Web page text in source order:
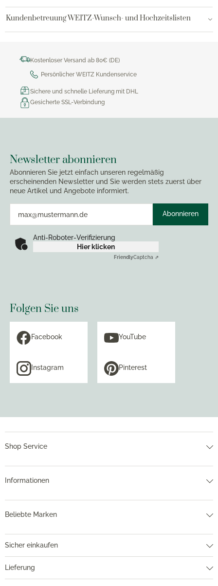
Kundenbetreuung WEITZ-Wunsch- und Hochzeitslisten
Kostenloser Versand ab 80€ (DE)
Persönlicher WEITZ Kundenservice
Sichere und schnelle Lieferung mit DHL
Gesicherte SSL-Verbindung
Newsletter abonnieren
Abonnieren Sie jetzt einfach unseren regelmäßig
erscheinenden Newsletter und Sie werden stets zuerst über
neue Artikel und Angebote informiert.
Abonnieren
Anti-Roboter-Verifizierung
Hier klicken
FriendlyCaptcha ⇗
Folgen Sie uns
Facebook YouTube
Instagram Pinterest
Shop Service
Informationen
Beliebte Marken
Sicher einkaufen
Lieferung